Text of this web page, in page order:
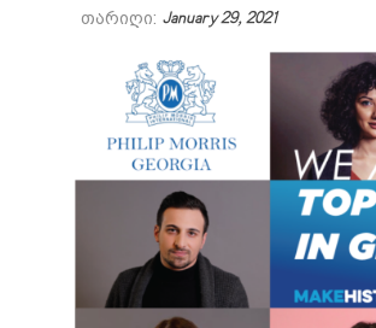
თარიღი: January 29, 2021